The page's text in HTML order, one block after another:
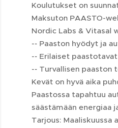
Koulutukset on
Maksuton PAASTO-
Nordic Labs & Vitasal
-- Paaston hyödyt ja
-- Erilaiset
-- Turvallisen paaston
Kevät on hyvä aika
Paastossa tapahtuu
säästämään energiaa
Tarjous: Maaliskuussa